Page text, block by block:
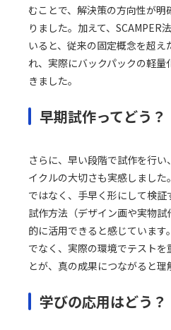
むことで、解決策の方向性が
りました。加えて、SCAMPER
いると、従来の固定概念を超え
れ、実際にバックパックの軽
きました。
早期試作ってどう？
さらに、早い段階で試作を行
イクルの大切さも実感しまし
ではなく、手早く形にして検
試作方法（デザイン画や実物
的に活用できると感じていま
でなく、実際の環境でテスト
とが、真の成果につながると理
学びの応用はどう？